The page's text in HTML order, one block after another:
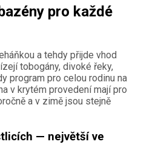
pro každé
a tehdy přijde vhod
tobogány, divoké řeky,
program pro celou rodinu na
v krytém provedení mají pro
a v zimě jsou stejně
— největší ve